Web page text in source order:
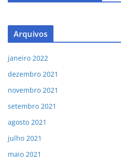
Arquivos
janeiro 2022
dezembro 2021
novembro 2021
setembro 2021
agosto 2021
julho 2021
maio 2021